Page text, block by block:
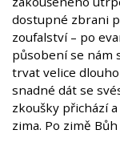
dostupné zbrani
zoufalství – po
působení se nám
trvat velice
snadné dát se
zkoušky přichází
zima. Po zimě